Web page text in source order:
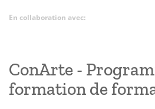
En collaboration avec:
ConArte -
formation de